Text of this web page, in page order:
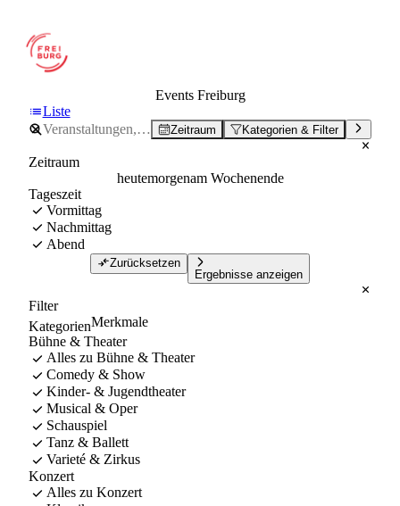
Events Freiburg
Liste
Zeitraum Kategorien & Filter
Zeitraum
heutemorgenam Wochenende
Tageszeit
Vormittag
Nachmittag
Abend
Zurücksetzen
Ergebnisse anzeigen
Filter
KategorienMerkmale
Bühne & Theater
Alles zu Bühne & Theater
Comedy & Show
Kinder- & Jugendtheater
Musical & Oper
Schauspiel
Tanz & Ballett
Varieté & Zirkus
Konzert
Alles zu Konzert